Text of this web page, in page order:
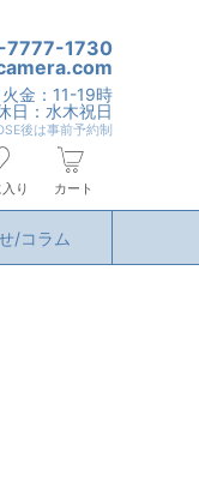
7777-1730
金：11-19時
日：水木祝日
後は事前予約制
り カート
/コラム